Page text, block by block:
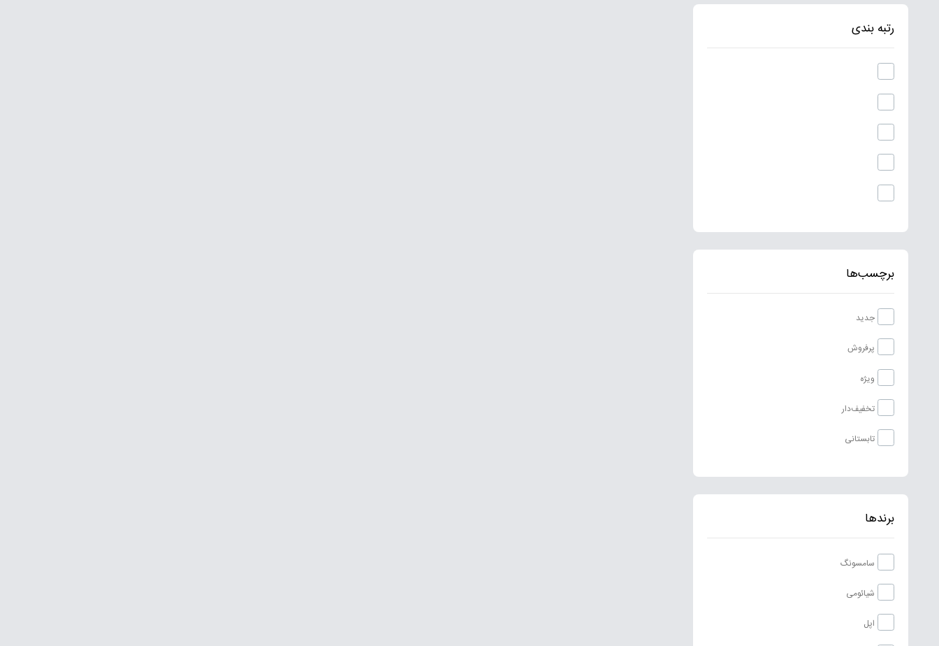
رتبه بندی
برچسب‌ها
جدید
پرفروش
ویژه
تخفیف‌دار
تابستانی
برندها
سامسونگ
شیائومی
اپل